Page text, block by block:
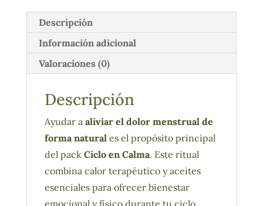
Descripción
Información adicional
Valoraciones (0)
Descripción
Ayudar a aliviar el dolor menstrual de
forma naturales el propósito principal
del pack Ciclo en Calma. Este ritual
combina calor terapéutico y aceites
esenciales para ofrecer bienestar
emocional y físico durante tu ciclo.